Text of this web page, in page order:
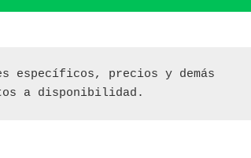
específicos, precios y demás
a disponibilidad.